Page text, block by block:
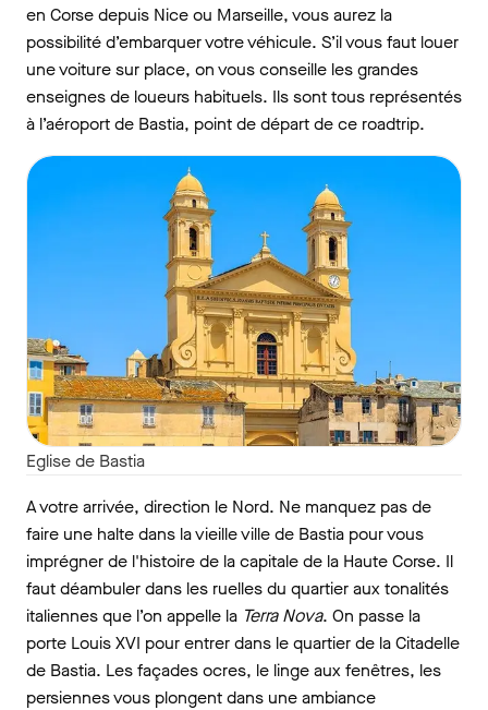
en Corse depuis Nice ou Marseille, vous aurez la
possibilité d’embarquer votre véhicule. S’il vous faut louer
une voiture sur place, on vous conseille les grandes
enseignes de loueurs habituels. Ils sont tous représentés
à l’aéroport de Bastia, point de départ de ce roadtrip.
Eglise de Bastia
A votre arrivée, direction le Nord. Ne manquez pas de
faire une halte dans la vieille ville de Bastia pour vous
imprégner de l'histoire de la capitale de la Haute Corse. Il
faut déambuler dans les ruelles du quartier aux tonalités
italiennes que l’on appelle la Terra Nova. On passe la
porte Louis XVI pour entrer dans le quartier de la Citadelle
de Bastia. Les façades ocres, le linge aux fenêtres, les
persiennes vous plongent dans une ambiance